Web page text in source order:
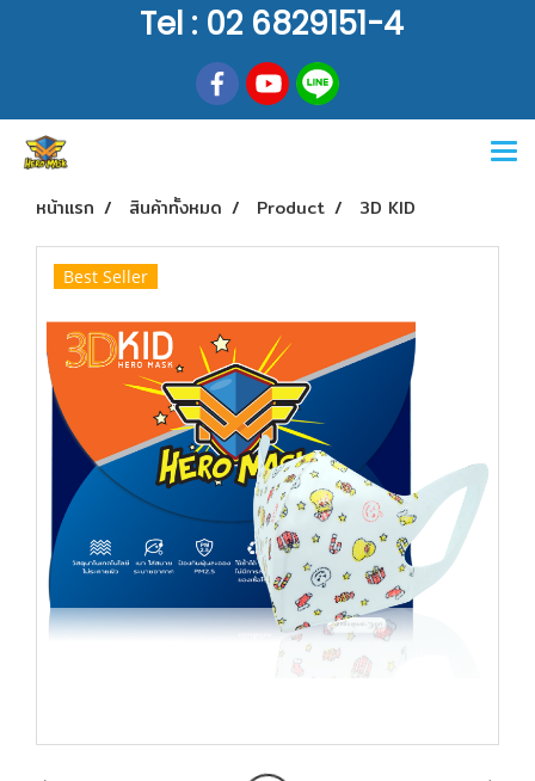
Tel : 02 6829151-4
หน้าแรก สินค้าทั้งหมด Product 3D KID
Best Seller